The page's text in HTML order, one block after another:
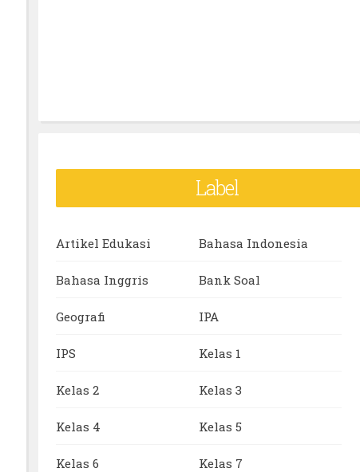
Label
Artikel Edukasi Bahasa Indonesia
Bahasa Inggris Bank Soal
Geografi IPA
IPS Kelas 1
Kelas 2 Kelas 3
Kelas 4 Kelas 5
Kelas 6 Kelas 7